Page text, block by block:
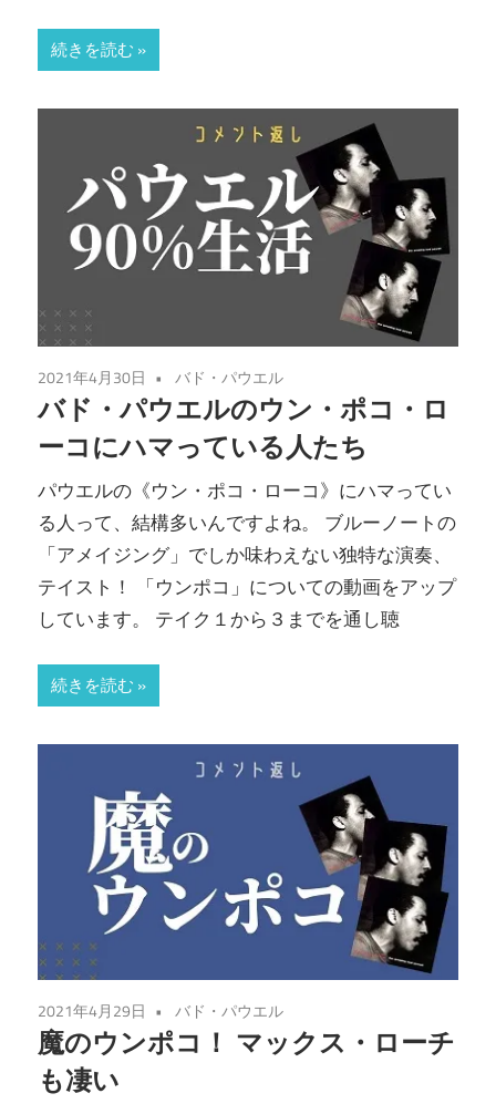
続きを読む
2021年4月30日 バド・パウエル
バド・パウエルのウン・ポコ・ロ
ーコにハマっている人たち
パウエルの《ウン・ポコ・ローコ》にハマってい
る人って、結構多いんですよね。 ブルーノートの
「アメイジング」でしか味わえない独特な演奏、
テイスト！ 「ウンポコ」についての動画をアップ
しています。 テイク１から３までを通し聴
続きを読む
2021年4月29日 バド・パウエル
魔のウンポコ！ マックス・ローチ
も凄い